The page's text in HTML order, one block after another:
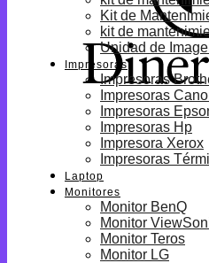
Kit de
kit de
Unidad de
Impresoras
Impresoras
Impresoras
Impresoras
Impresoras Hp
Impresora Xerox
Impresoras
Laptop
Monitores
Monitor BenQ
Monitor
Monitor Teros
Monitor LG